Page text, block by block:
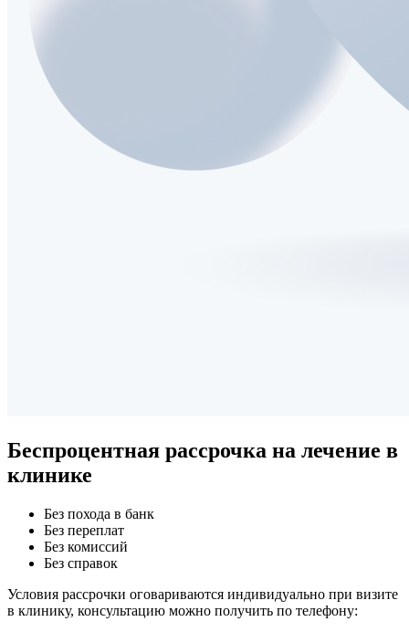
Беспроцентная рассрочка на лечение в
клинике
Без похода в банк
Без переплат
Без комиссий
Без справок
Условия рассрочки оговариваются индивидуально при визите
в клинику, консультацию можно получить по телефону: